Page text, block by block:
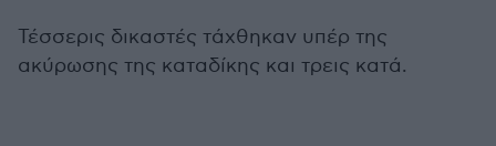
Τέσσερις δικαστές τάχθηκαν υπέρ της
ακύρωσης της καταδίκης και τρεις κατά.